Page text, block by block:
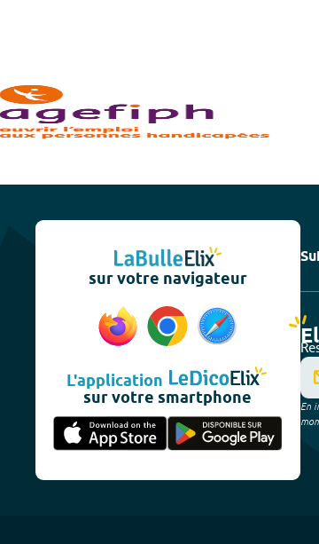
sur votre navigateur
L'application
sur votre smartphone
En